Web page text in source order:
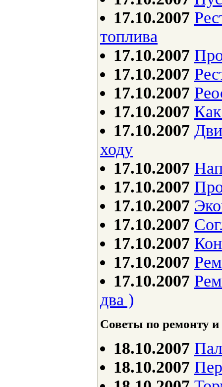
17.10.2007
топлива
17.10.2007
17.10.2007
17.10.2007
17.10.2007
17.10.2007
ходу
17.10.2007
17.10.2007
17.10.2007
17.10.2007
17.10.2007
17.10.2007
17.10.2007
два )
Советы по ремонту
18.10.2007
18.10.2007